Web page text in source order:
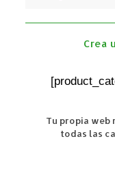
Crea
Tu propia web
todas las